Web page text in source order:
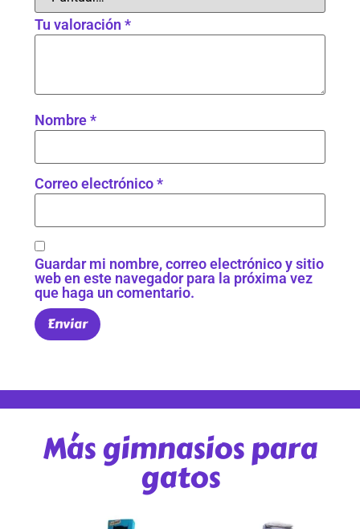
Tu valoración*
Nombre*
Correo electrónico*
Guardar mi nombre, correo electrónico y sitio
web en este navegador para la próxima vez
que haga un comentario.
Más gimnasios para
gatos